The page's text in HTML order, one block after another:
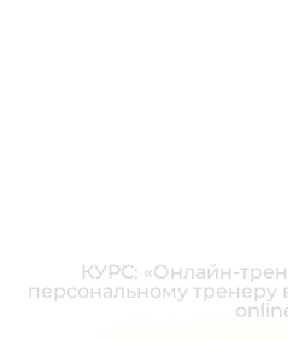
КУРС: «Онлайн-
персональному тренеру